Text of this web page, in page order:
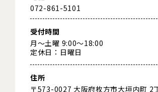
072-861-5101
受付時間
月～土曜 9:00～18:00
定休日：日曜日
住所
〒573-0027 大阪府枚方市大垣内町 2